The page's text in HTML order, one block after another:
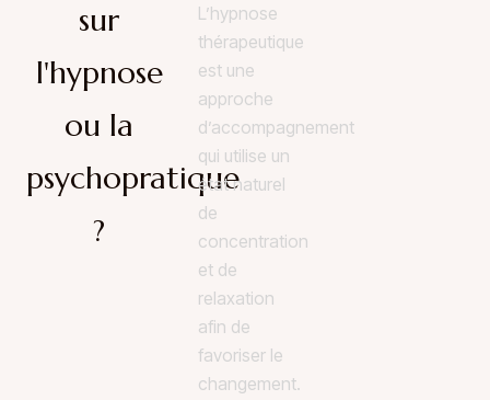
sur
l'hypnose
ou la
psychopratique
?
L’hypnose
thérapeutique
est une
approche
d’accompagnement
qui utilise un
état naturel
de
concentration
et de
relaxation
afin de
favoriser le
changement.